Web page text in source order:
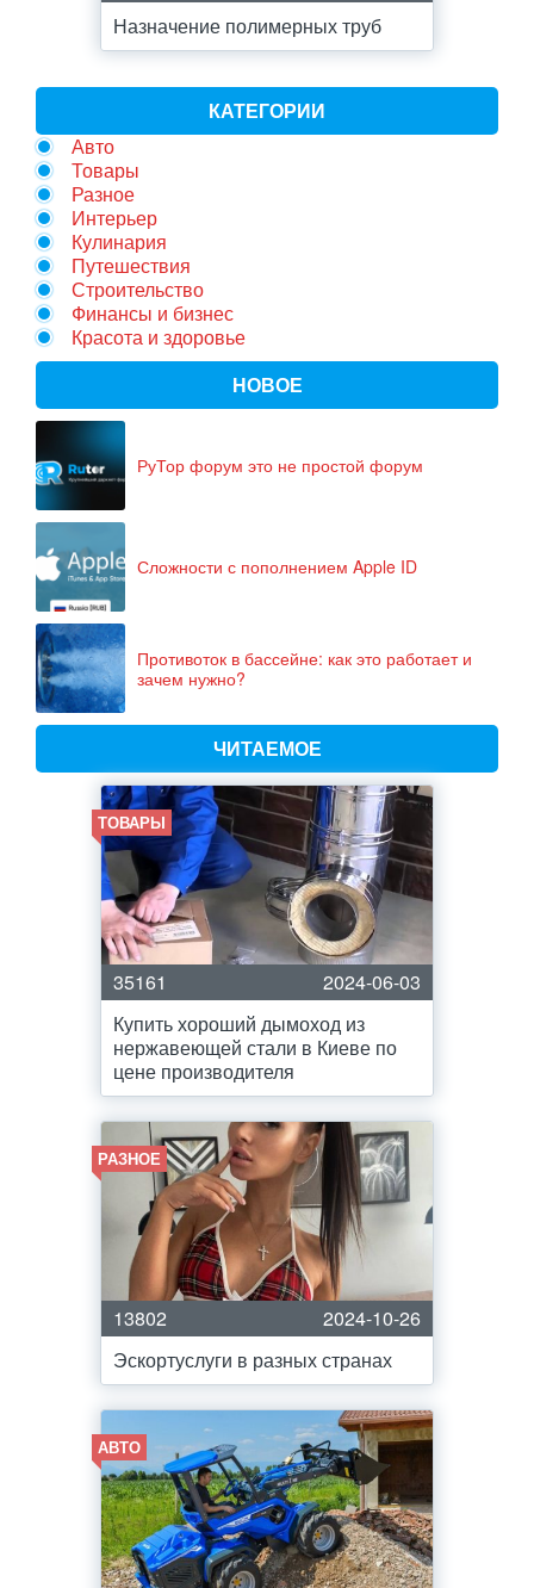
Назначение полимерных труб
КАТЕГОРИИ
Авто
Товары
Разное
Интерьер
Кулинария
Путешествия
Строительство
Финансы и бизнес
Красота и здоровье
НОВОЕ
РуТор форум это не простой форум
Сложности с пополнением Apple ID
Противоток в бассейне: как это работает и
зачем нужно?
ЧИТАЕМОЕ
ТОВАРЫ
35161
2024-06-03
Купить хороший дымоход из
нержавеющей стали в Киеве по
цене производителя
РАЗНОЕ
13802
2024-10-26
Эскортуслуги в разных странах
АВТО